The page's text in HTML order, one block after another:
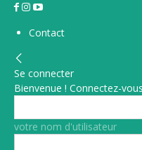
Contact
Se connecter
Bienvenue ! Connectez-
votre nom d'utilisateur